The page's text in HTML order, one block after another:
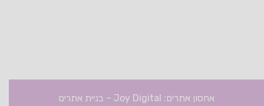
אחסון אתרים: Joy Digital – בניית אתרים